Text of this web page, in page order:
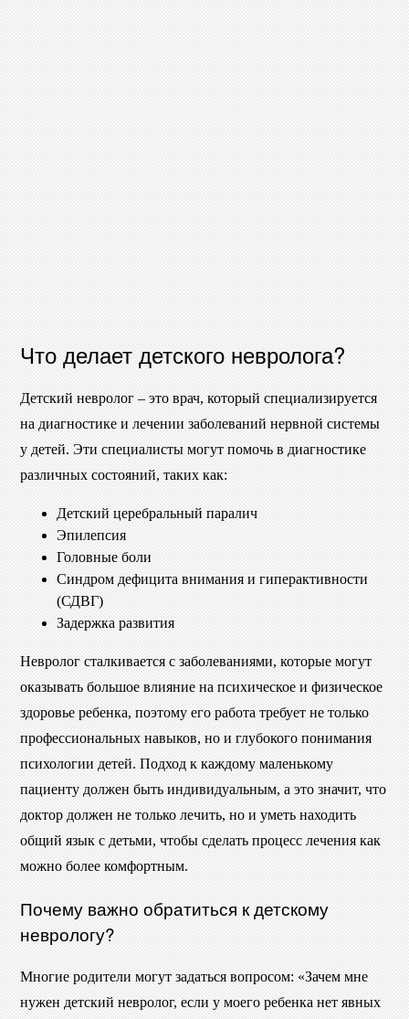
Что делает детского невролога?
Детский невролог – это врач, который специализируется
на диагностике и лечении заболеваний нервной системы
у детей. Эти специалисты могут помочь в диагностике
различных состояний, таких как:
Детский церебральный паралич
Эпилепсия
Головные боли
Синдром дефицита внимания и гиперактивности
(СДВГ)
Задержка развития
Невролог сталкивается с заболеваниями, которые могут
оказывать большое влияние на психическое и физическое
здоровье ребенка, поэтому его работа требует не только
профессиональных навыков, но и глубокого понимания
психологии детей. Подход к каждому маленькому
пациенту должен быть индивидуальным, а это значит, что
доктор должен не только лечить, но и уметь находить
общий язык с детьми, чтобы сделать процесс лечения как
можно более комфортным.
Почему важно обратиться к детскому
неврологу?
Многие родители могут задаться вопросом: «Зачем мне
нужен детский невролог, если у моего ребенка нет явных